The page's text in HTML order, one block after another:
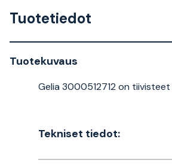
Tuotetiedot
Tuotekuvaus
Gelia 3000512712 on
Tekniset tiedot: